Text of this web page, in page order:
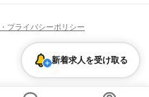
昭島市調布市町田市小金井市
狛江市 東大和市 清瀬市
あきる野市西東京市 大島町利島村
小笠原村西多摩郡
代々木駅
田端駅 西日暮里駅
新橋駅浜松町駅田町駅
バー（BAR）・バーテンダー
長・マネージャー）
ルートセールス
髪型・髪色自由
留学生・外国人活躍中新着求人を受け取る
プライバシーポリシー